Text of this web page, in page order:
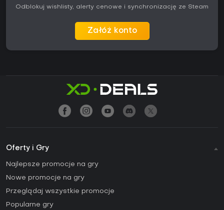
Odblokuj wishlisty, alerty cenowe i synchronizację ze Steam
Załóż konto
Oferty i Gry
Najlepsze promocje na gry
Nowe promocje na gry
Przeglądaj wszystkie promocje
Popularne gry